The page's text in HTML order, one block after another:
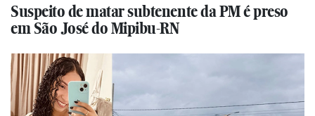
Suspeito de matar subtenente da PM é preso
em São José do Mipibu-RN